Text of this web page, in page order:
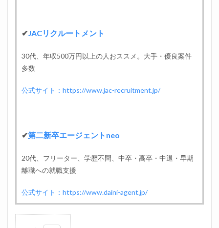
✔JACリクルートメント
30代、年収500万円以上の人おススメ。大手・優良案件
多数
公式サイト：https://www.jac-recruitment.jp/
✔第二新卒エージェントneo
20代、フリーター、学歴不問、中卒・高卒・中退・早期
離職への就職支援
公式サイト：https://www.daini-agent.jp/